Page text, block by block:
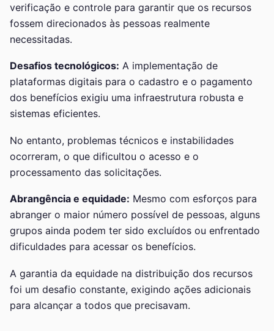
verificação e controle para garantir que os recursos
fossem direcionados às pessoas realmente
necessitadas.
Desafios tecnológicos: A implementação de
plataformas digitais para o cadastro e o pagamento
dos benefícios exigiu uma infraestrutura robusta e
sistemas eficientes.
No entanto, problemas técnicos e instabilidades
ocorreram, o que dificultou o acesso e o
processamento das solicitações.
Abrangência e equidade: Mesmo com esforços para
abranger o maior número possível de pessoas, alguns
grupos ainda podem ter sido excluídos ou enfrentado
dificuldades para acessar os benefícios.
A garantia da equidade na distribuição dos recursos
foi um desafio constante, exigindo ações adicionais
para alcançar a todos que precisavam.